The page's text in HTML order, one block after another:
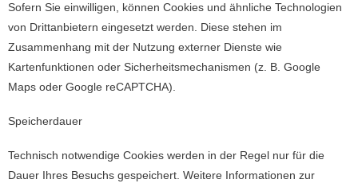
Sofern Sie einwilligen, können Cookies und ähnliche Technologien
von Drittanbietern eingesetzt werden. Diese stehen im
Zusammenhang mit der Nutzung externer Dienste wie
Kartenfunktionen oder Sicherheitsmechanismen (z. B. Google
Maps oder Google reCAPTCHA).
Speicherdauer
Technisch notwendige Cookies werden in der Regel nur für die
Dauer Ihres Besuchs gespeichert. Weitere Informationen zur